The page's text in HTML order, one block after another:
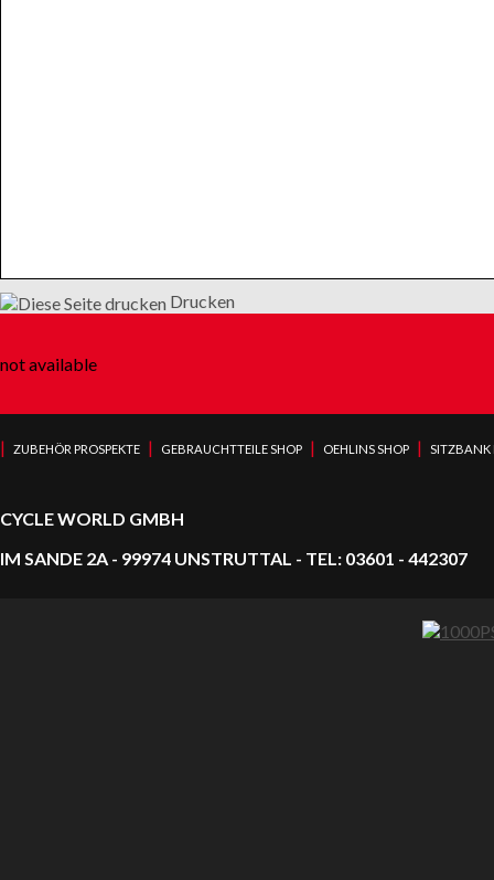
Drucken
not available
| ZUBEHÖR PROSPEKTE | GEBRAUCHTTEILE SHOP | OEHLINS SHOP | SITZBANK
CYCLE WORLD GMBH
IM SANDE 2A - 99974 UNSTRUTTAL - TEL: 03601 - 442307